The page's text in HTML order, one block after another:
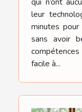
leur
minutes
sans avoir
facile à...